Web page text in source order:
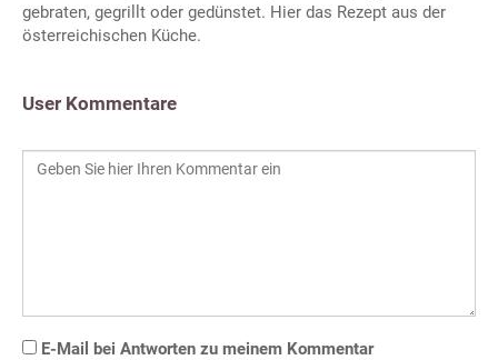
gebraten, gegrillt oder gedünstet. Hier das Rezept aus der
österreichischen Küche.
User Kommentare
E-Mail bei Antworten zu meinem Kommentar